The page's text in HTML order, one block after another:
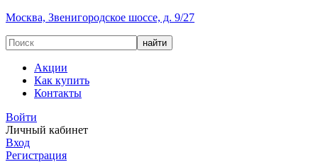
Москва, Звенигородское шоссе, д. 9/27
Акции
Как купить
Контакты
Войти
Личный кабинет
Вход
Регистрация